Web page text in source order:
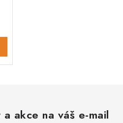
akce na váš e-mail